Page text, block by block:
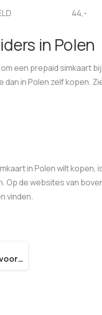
44,-
in Polen
een prepaid simkaart
dan in Polen zelf kopen.
in Polen wilt
Op de websites van
vinden.
Actie L-Mobi voor nieuwe jaarbundels